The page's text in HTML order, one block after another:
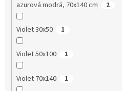
azurová modrá, 70x140 cm 2
Violet 30x50 1
Violet 50x100 1
Violet 70x140 1